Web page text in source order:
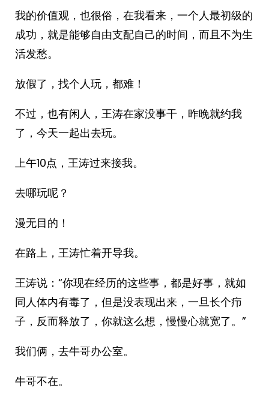
我的价值观，也很俗，在我看来，一个人最初级的
成功，就是能够自由支配自己的时间，而且不为生
活发愁。
放假了，找个人玩，都难！
不过，也有闲人，王涛在家没事干，昨晚就约我
了，今天一起出去玩。
上午10点，王涛过来接我。
去哪玩呢？
漫无目的！
在路上，王涛忙着开导我。
王涛说：“你现在经历的这些事，都是好事，就如
同人体内有毒了，但是没表现出来，一旦长个疖
子，反而释放了，你就这么想，慢慢心就宽了。”
我们俩，去牛哥办公室。
牛哥不在。